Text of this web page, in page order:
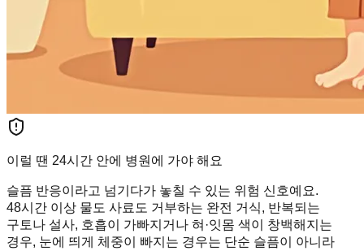
이럴 땐 24시간 안에 병원에 가야 해요
슬픔 반응이라고 넘기다가 놓칠 수 있는 위험 신호예요.
48시간 이상 물도 사료도 거부하는 완전 거식, 반복되는
구토나 설사, 호흡이 가빠지거나 혀·잇몸 색이 창백해지는
경우, 눈에 띄게 체중이 빠지는 경우는 단순 슬픔이 아니라